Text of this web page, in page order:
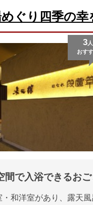
めぐり四季の
3人
おす
間で入浴できるお
和洋室があり、露天